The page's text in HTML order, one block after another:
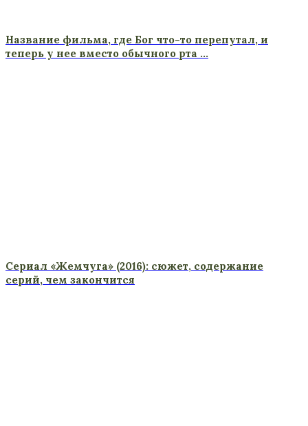
Название фильма, где Бог что-то перепутал, и
теперь у нее вместо обычного рта …
Сериал «Жемчуга» (2016): сюжет, содержание
серий, чем закончится